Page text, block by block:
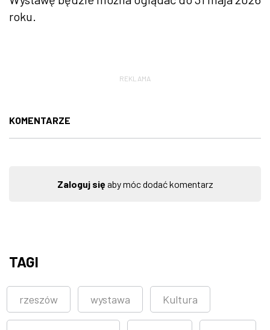
roku.
REKLAMA
KOMENTARZE
Zaloguj sięaby móc dodać komentarz
TAGI
rzeszów wystawa Kultura